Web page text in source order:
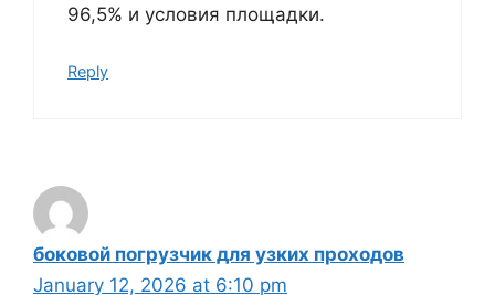
96,5% и условия площадки.
Reply
боковой погрузчик для узких проходов
January 12, 2026 at 6:10 pm